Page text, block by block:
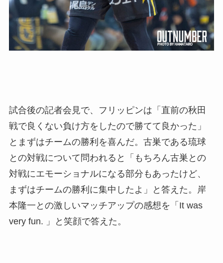
試合後の記者会見で、フリッピンは「直前の秋田
戦で良くない負け方をしたので勝てて良かった」
とまずはチームの勝利を喜んだ。古巣である琉球
との対戦について問われると「もちろん古巣との
対戦にエモーショナルになる部分もあったけど、
まずはチームの勝利に集中したよ」と答えた。岸
本隆一との激しいマッチアップの感想を「It was
very fun. 」と笑顔で答えた。